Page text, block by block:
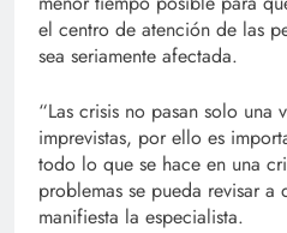
el centro de atención de las
sea seriamente afectada.
“Las crisis no pasan solo una
imprevistas, por ello es
todo lo que se hace en una
problemas se pueda revisar a
manifiesta la especialista.